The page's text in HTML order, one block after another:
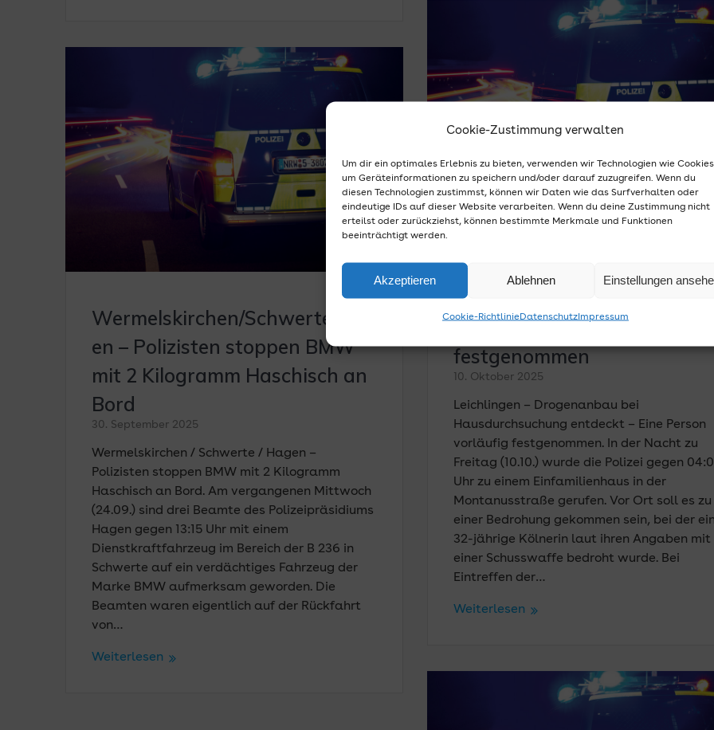
Cookie-Zustimmung verwalten
Um dir ein optimales Erlebnis zu bieten, verwenden wir Technologien wie
um Geräteinformationen zu speichern und/oder darauf zuzugreifen. Wenn du
diesen Technologien zustimmst, können wir Daten wie das Surfverhalten oder
eindeutige IDs auf dieser Website verarbeiten. Wenn du deine Zustimmung nicht
erteilst oder zurückziehst, können bestimmte Merkmale und Funktionen
beeinträchtigt werden.
Akzeptieren Ablehnen Einstellungen
Cookie-RichtlinieDatenschutzImpressum
Leichlingen: Drogenanbau bei
Hausdurchsuchung entdeckt
Eine Person vorläufig
festgenommen
10. Oktober 2025
Leichlingen – Drogenanbau bei
Hausdurchsuchung entdeckt – Eine Person
vorläufig festgenommen. In der Nacht zu
Freitag (10.10.) wurde die Polizei gegen
Uhr zu einem Einfamilienhaus in der
Montanusstraße gerufen. Vor Ort soll es zu
einer Bedrohung gekommen sein, bei der
32-jährige Kölnerin laut ihren Angaben mit
einer Schusswaffe bedroht wurde. Bei
Eintreffen der…
Weiterlesen
Wermelskirchen/Schwerte/Hag
en – Polizisten stoppen BMW
mit 2 Kilogramm Haschisch an
Bord
30. September 2025
Wermelskirchen / Schwerte / Hagen –
Polizisten stoppen BMW mit 2 Kilogramm
Haschisch an Bord. Am vergangenen Mittwoch
(24.09.) sind drei Beamte des Polizeipräsidiums
Hagen gegen 13:15 Uhr mit einem
Dienstkraftfahrzeug im Bereich der B 236 in
Schwerte auf ein verdächtiges Fahrzeug der
Marke BMW aufmerksam geworden. Die
Beamten waren eigentlich auf der Rückfahrt
von…
Weiterlesen